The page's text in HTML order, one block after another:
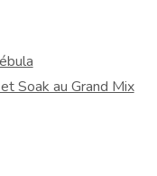
Soak au Grand Mix